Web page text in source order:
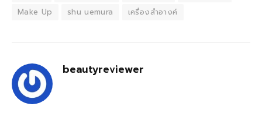
Make Up
shu uemura เครื่องสำอางค์
beautyreviewer